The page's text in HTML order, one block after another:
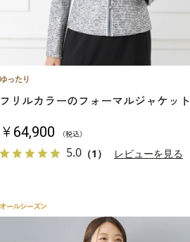
フリルカラーのフォーマルジャケット
￥64,900 （税込）
5.0 （1） レビューを見る